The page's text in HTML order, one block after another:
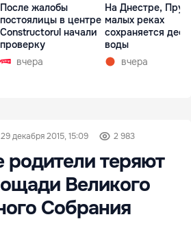
После жалобы
постоялицы в центре
Constructorul начали
проверку
вчера
На Днестре,
малых реках
сохраняется
воды
вчера
29 декабря 2015, 15:09 2 983
теряют
Великого
Собрания